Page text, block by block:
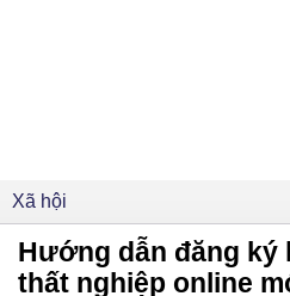
Xã hội
Hướng dẫn đăng
thất nghiệp online